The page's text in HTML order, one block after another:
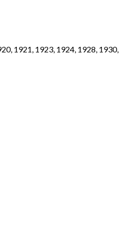
1921, 1923, 1924, 1928, 1930,